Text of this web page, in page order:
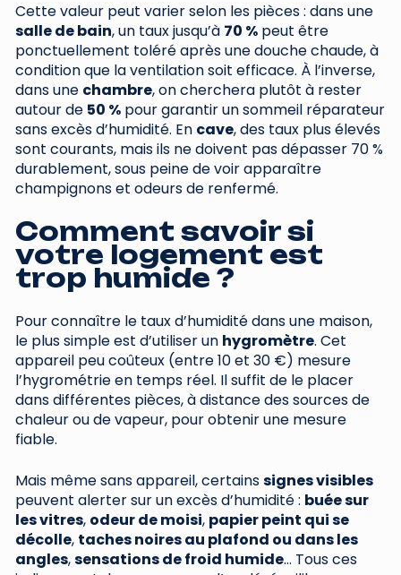
Cette valeur peut varier selon les pièces : dans une
salle de bain, un taux jusqu’à 70 % peut être
ponctuellement toléré après une douche chaude, à
condition que la ventilation soit efficace. À l’inverse,
dans une chambre, on cherchera plutôt à rester
autour de 50 % pour garantir un sommeil réparateur
sans excès d’humidité. En cave, des taux plus élevés
sont courants, mais ils ne doivent pas dépasser 70 %
durablement, sous peine de voir apparaître
champignons et odeurs de renfermé.
Comment savoir si
votre logement est
trop humide ?
Pour connaître le taux d’humidité dans une maison,
le plus simple est d’utiliser un hygromètre. Cet
appareil peu coûteux (entre 10 et 30 €) mesure
l’hygrométrie en temps réel. Il suffit de le placer
dans différentes pièces, à distance des sources de
chaleur ou de vapeur, pour obtenir une mesure
fiable.
Mais même sans appareil, certainssignes visibles
peuvent alerter sur un excès d’humidité : buée sur
les vitres, odeur de moisi, papier peint qui se
décolle, taches noires au plafond ou dans les
angles,sensations de froid humide… Tous ces